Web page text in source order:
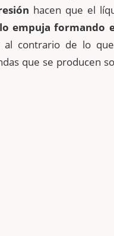
hacen que el
empuja formando
contrario de lo
que se producen